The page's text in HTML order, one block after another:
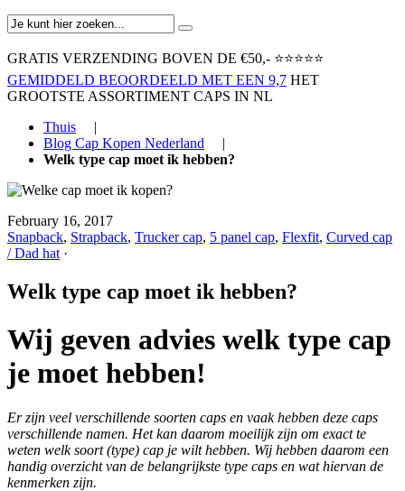
GRATIS VERZENDING BOVEN ​DE €50,-​ ⭐⭐⭐⭐⭐
GEMIDDELD BEOORDEELD MET EEN 9,7 HET
GROOTSTE ASSORTIMENT CAPS IN NL
Thuis
|
Blog Cap Kopen Nederland
|
Welk type cap moet ik hebben?
February 16, 2017
Snapback, Strapback, Trucker cap, 5 panel cap, Flexfit, Curved cap
/ Dad hat ·
Welk type cap moet ik hebben?
Wij geven advies welk type cap
je moet hebben!
Er zijn veel verschillende soorten caps en vaak hebben deze caps
verschillende namen. Het kan daarom moeilijk zijn om exact te
weten welk soort (type) cap je wilt hebben. Wij hebben daarom een
handig overzicht van de belangrijkste type caps en wat hiervan de
kenmerken zijn.